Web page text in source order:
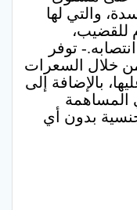
والتي لها
للقضيب،
توفر
خلال السعرات
بالإضافة إلى
المساهمة
بدون أي